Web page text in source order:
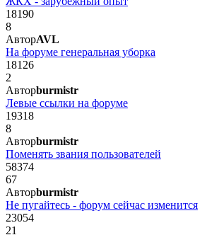
18190
8
АвторAVL
На форуме генеральная уборка
18126
2
Авторburmistr
Левые ссылки на форуме
19318
8
Авторburmistr
Поменять звания пользователей
58374
67
Авторburmistr
Не пугайтесь - форум сейчас изменится
23054
21